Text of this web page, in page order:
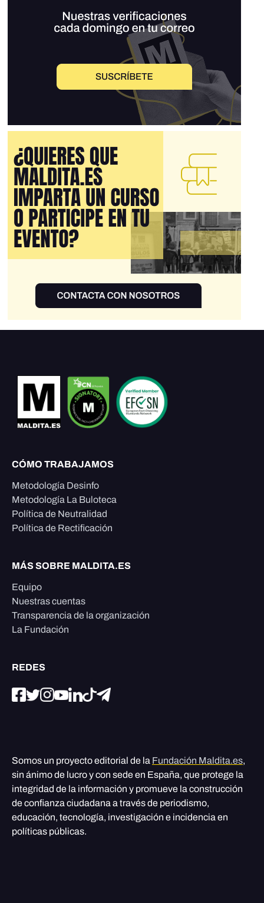
CÓMO TRABAJAMOS
Metodología Desinfo
Metodología La Buloteca
Política de Neutralidad
Política de Rectificación
MÁS SOBRE MALDITA.ES
Equipo
Nuestras cuentas
Transparencia de la organización
La Fundación
REDES
Somos un proyecto editorial de la Fundación Maldita.es,
sin ánimo de lucro y con sede en España, que protege la
integridad de la información y promueve la construcción
de confianza ciudadana a través de periodismo,
educación, tecnología, investigación e incidencia en
políticas públicas.